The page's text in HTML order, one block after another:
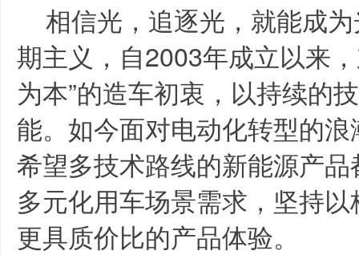
相信光，追逐光，就能成
期主义，自2003年成立以来
为本”的造车初衷，以持续的
能。如今面对电动化转型的
希望多技术路线的新能源产
多元化用车场景需求，坚持
更具质价比的产品体验。